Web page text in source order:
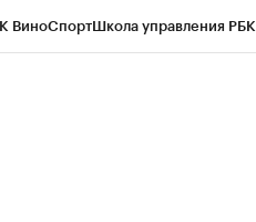
ВиноСпортШкола управления РБК